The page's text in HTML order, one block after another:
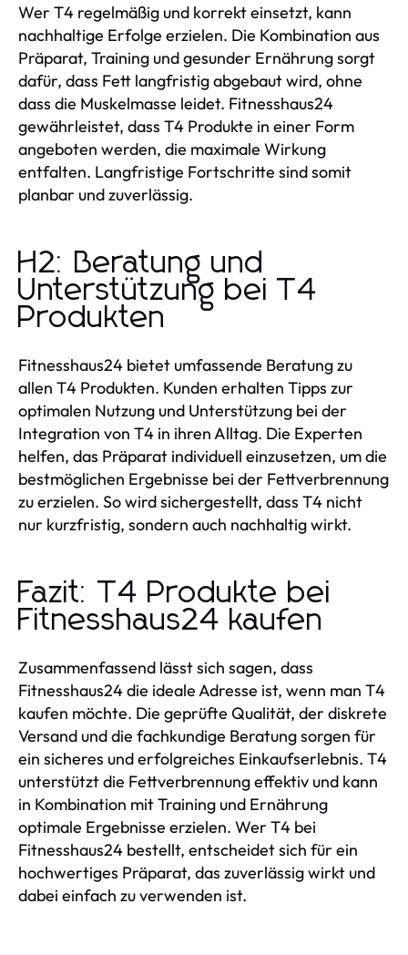
Wer T4 regelmäßig und korrekt einsetzt, kann
nachhaltige Erfolge erzielen. Die Kombination aus
Präparat, Training und gesunder Ernährung sorgt
dafür, dass Fett langfristig abgebaut wird, ohne
dass die Muskelmasse leidet. Fitnesshaus24
gewährleistet, dass T4 Produkte in einer Form
angeboten werden, die maximale Wirkung
entfalten. Langfristige Fortschritte sind somit
planbar und zuverlässig.
H2: Beratung und
Unterstützung bei T4
Produkten
Fitnesshaus24 bietet umfassende Beratung zu
allen T4 Produkten. Kunden erhalten Tipps zur
optimalen Nutzung und Unterstützung bei der
Integration von T4 in ihren Alltag. Die Experten
helfen, das Präparat individuell einzusetzen, um die
bestmöglichen Ergebnisse bei der Fettverbrennung
zu erzielen. So wird sichergestellt, dass T4 nicht
nur kurzfristig, sondern auch nachhaltig wirkt.
Fazit: T4 Produkte bei
Fitnesshaus24 kaufen
Zusammenfassend lässt sich sagen, dass
Fitnesshaus24 die ideale Adresse ist, wenn man T4
kaufen möchte. Die geprüfte Qualität, der diskrete
Versand und die fachkundige Beratung sorgen für
ein sicheres und erfolgreiches Einkaufserlebnis. T4
unterstützt die Fettverbrennung effektiv und kann
in Kombination mit Training und Ernährung
optimale Ergebnisse erzielen. Wer T4 bei
Fitnesshaus24 bestellt, entscheidet sich für ein
hochwertiges Präparat, das zuverlässig wirkt und
dabei einfach zu verwenden ist.